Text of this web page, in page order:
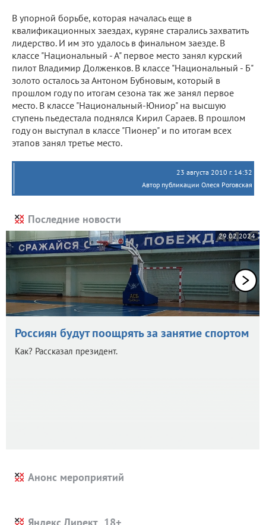
В упорной борьбе, которая началась еще в
квалификационных заездах, куряне старались захватить
лидерство. И им это удалось в финальном заезде. В
классе "Национальный - А" первое место занял курский
пилот Владимир Долженков. В классе "Национальный - Б"
золото осталось за Антоном Бубновым, который в
прошлом году по итогам сезона так же занял первое
место. В классе "Национальный-Юниор" на высшую
ступень пьедестала поднялся Кирил Сараев. В прошлом
году он выступал в классе "Пионер" и по итогам всех
этапов занял третье место.
23 августа 2010 г. 14:32
Автор публикации Олеся Роговская
Последние новости
29.02.2024
Россиян будут поощрять за занятие спортом
Как? Рассказал президент.
Анонс мероприятий